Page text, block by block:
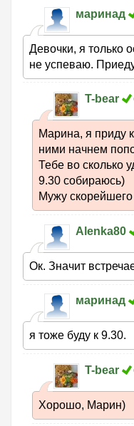
маринад
Девочки, я только
не успеваю.
T-bear
Марина, я приду
ними начнем
Тебе во сколько
9.30 собираюсь)
Мужу
Alenka80
Ок. Значит
маринад
я тоже буду к 9.30.
T-bear
Хорошо, Марин)